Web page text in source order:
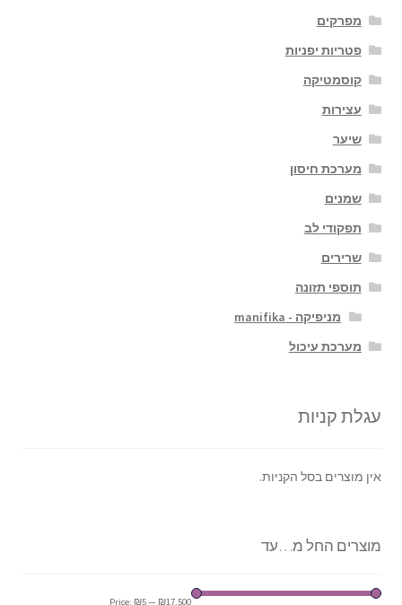
מפרקים
פטריות יפניות
קוסמטיקה
עצירות
שיער
מערכת חיסון
שמנים
תפקודי לב
שרירים
תוספי תזונה
מניפיקה - manifika
מערכת עיכול
עגלת קניות
אין מוצרים בסל הקניות.
מוצרים החל מ…עד
Price: ₪5— ₪17,500